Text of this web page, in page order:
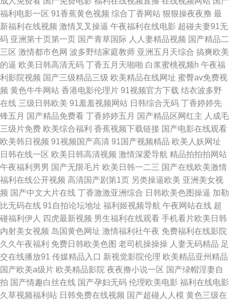
黄色 国产亚州欧美 另类重口人妖在线 人妻教师波多野结衣 五月丁香在线综
合 久久婷婷一级婬片AAA 最新av中文 超碰在线99自拍 国产日韩精品欧美激
欧美男人女人免费视频 深夜福利免费看 91精品豆花 国产久草视频日本 91猫
先生 99精品综合免费视频 福利社污香蕉 老湿机影音 91国产福利一区二区
91爱豆传媒 爱豆传媒视频 国产传媒视频在线看 精品日韩三区四区 老湿机69
午夜福利区 天堂日中文资源在线 av超碰色 黑料星空导航 色成人网 91九色中
文字幕 JK白丝污片 国内99 久久欧美 男女激情互操 日韩欧美成人精品网址
香蕉电影院 www操操日 欧美啪啪香蕉视频 91大神下载 91新福利在线 成人
欧美网站 9191手机视频网 免费网站www91cn免费观看 91看自拍 AV狠狠干
国产探花11页 久久国产精品高潮 日韩精品欧美专区 午夜精品福利视频导航
光棍影院玩女人B影视 亚洲资源在线 久久免费永久成 伊人东京热一本道 久
久机热精品最新视频 91处女在线看 91午夜在线观看 成人夫妻综合娱乐网 国
福利电影一区 91香蕉黄色视频 综合丁香网站 狠狠操夜夜撸 最
新福利在线视频 激情叉叉操逼 午夜福利在线电影 超碰夫妻91无
码 亚洲第十页第一页 国产青草国际 人人妻精品视频 国产精品二
三区 激情都市色网 波多野结家庭教师 亚洲五月天综合 搞爽欧美
的逼 欧美日韩高清无码 丁香五月天啪啪 白浆蜜桃视频h 午夜福
利影院视频 国产三级精品三级 欧美精品在线网址 蜜臀av免费视
频 黄色牛牛网站 香港电影伦理片 91视频官方下载 结衣波多野
在线 三级日韩欧美 91羞羞视频网站 日韩综合无码 丁香婷婷先
锋五月 国产精品免费看 丁香婷婷五月 国产精品区网红主 人成毛
三级片免费 欧美综合福利 香蕉视频下载链接 国产电影在线观看
欧美韩日视频 91视频国产高清 91国产视频精品 欧美人妖网址
日韩在线一区 欧美日韩高清视频 激情深爱导航 精品拍拍拍网站
午夜福利男男 国产无限毛片 欧美日韩一二三 国产在线欧美激情
福利在线公开视频 高清国产剧第1页 另类操逼欧美 亚洲美女视
频 国产中文大片在线 丁香激激亚洲综合 日韩欧美色图操逼 加勒
比无码在线 91自拍论坛地址 福利姬视频导航 午夜网站在线 超
碰福利伊人
四虎最新视频 男生福利在线观看 手机看片欧美日韩
内射美女视频 岛国黄色网址 激情福利社午夜 免费福利在线影院
久久午夜福利 免费日韩欧美色图 老司机操操操 人妻无码精品 足
交在线播放91 传媒精品入口 新视觉影院伦理 欧美精品亚州精品
国产欧美a级片 欧美精品影院 夜夜撸小说一区 国产绿帽淫妻自
拍 国产情趣白丝在线 国产孕妇无码 伦理欧美电影 福利在线电影
久草视频福利站 日韩免费在线视频 国产超碰人人模 黄色三级在